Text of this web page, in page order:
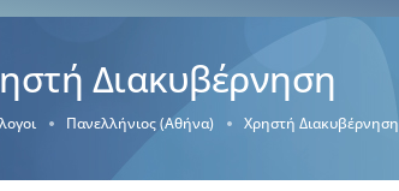
Διακυβέρνηση
Πανελλήνιος (Αθήνα) Χρηστή Διακυβέρνηση